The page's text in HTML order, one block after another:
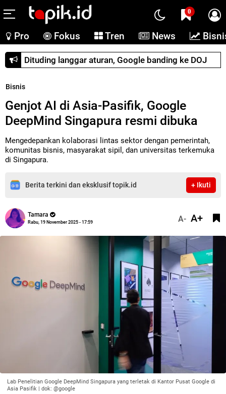
0
Pro Fokus Tren News
Dituding langgar aturan, Google banding ke DOJ
Bisnis
Genjot AI di Asia-Pasifik, Google
DeepMind Singapura resmi dibuka
Mengedepankan kolaborasi lintas sektor dengan pemerintah,
komunitas bisnis, masyarakat sipil, dan universitas terkemuka
di Singapura.
Berita terkini dan eksklusif topik.id + Ikuti
Tamara
Rabu, 19 November 2025 - 17:59 A- A+
Lab Penelitian Google DeepMind Singapura yang terletak di Kantor Pusat Google di
Asia Pasifik | dok: @google